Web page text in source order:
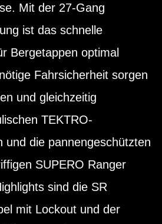
Mit der 27-Gang
ist das schnelle
Bergetappen optimal
Fahrsicherheit sorgen
und gleichzeitig
TEKTRO-
und die pannengeschützten
SUPERO Ranger
sind die SR
mit Lockout und der